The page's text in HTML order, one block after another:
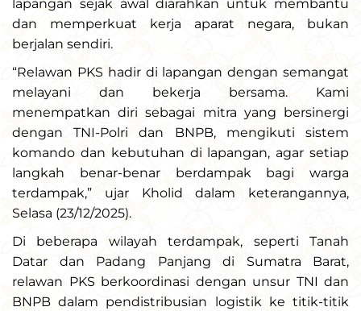
lapangan sejak awal diarahkan untuk membantu
dan memperkuat kerja aparat negara, bukan
berjalan sendiri.
“Relawan PKS hadir di lapangan dengan semangat
melayani dan bekerja bersama. Kami
menempatkan diri sebagai mitra yang bersinergi
dengan TNI-Polri dan BNPB, mengikuti sistem
komando dan kebutuhan di lapangan, agar setiap
langkah benar-benar berdampak bagi warga
terdampak,” ujar Kholid dalam keterangannya,
Selasa (23/12/2025).
Di beberapa wilayah terdampak, seperti Tanah
Datar dan Padang Panjang di Sumatra Barat,
relawan PKS berkoordinasi dengan unsur TNI dan
BNPB dalam pendistribusian logistik ke titik-titik